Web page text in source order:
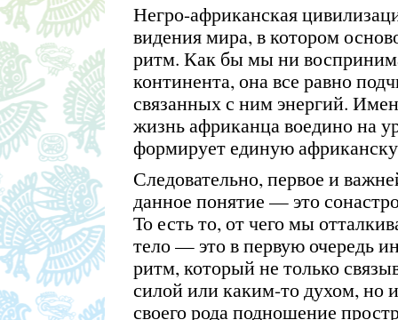
Негро-африканская
видения мира, в котором
ритм. Как бы мы ни
континента, она все равно
связанных с ним энергий.
жизнь африканца воедино на
формирует единую
Следовательно, первое и
данное понятие — это
То есть то, от чего мы
тело — это в первую очередь
ритм, который не только
силой или каким-то духом, но
своего рода подношение